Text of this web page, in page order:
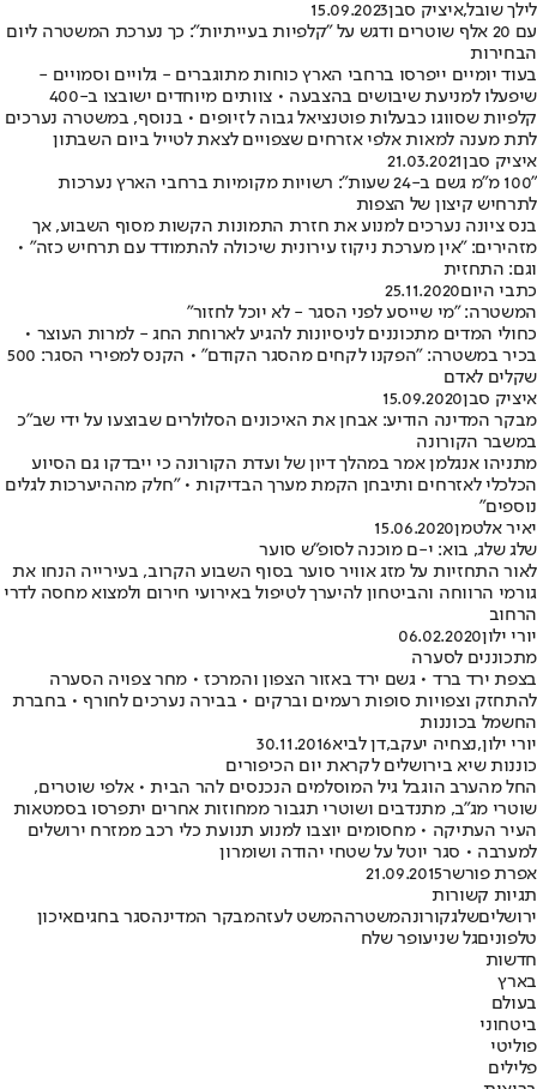
לילך שובל,איציק סבן15.09.2023
עם 20 אלף שוטרים ודגש על "קלפיות בעייתיות": כך נערכת המשטרה ליום
הבחירות
בעוד יומיים ייפרסו ברחבי הארץ כוחות מתוגברים - גלויים וסמויים -
שיפעלו למניעת שיבושים בהצבעה • צוותים מיוחדים ישובצו ב-400
קלפיות שסווגו כבעלות פוטנציאל גבוה לזיופים • בנוסף, במשטרה נערכים
לתת מענה למאות אלפי אזרחים שצפויים לצאת לטייל ביום השבתון
איציק סבן21.03.2021
"100 מ"מ גשם ב-24 שעות": רשויות מקומיות ברחבי הארץ נערכות
לתרחיש קיצון של הצפות
בנס ציונה נערכים למנוע את חזרת התמונות הקשות מסוף השבוע, אך
מזהירים: "אין מערכת ניקוז עירונית שיכולה להתמודד עם תרחיש כזה" •
וגם: התחזית
כתבי היום25.11.2020
המשטרה: "מי שייסע לפני הסגר - לא יוכל לחזור"
כחולי המדים מתכוננים לניסיונות להגיע לארוחת החג - למרות העוצר •
בכיר במשטרה: "הפקנו לקחים מהסגר הקודם" • הקנס למפירי הסגר: 500
שקלים לאדם
איציק סבן15.09.2020
מבקר המדינה הודיע: אבחן את האיכונים הסלולרים שבוצעו על ידי שב"כ
במשבר הקורונה
מתניהו אנגלמן אמר במהלך דיון של ועדת הקורונה כי ייבדקו גם הסיוע
הכלכלי לאזרחים ותיבחן הקמת מערך הבדיקות • "חלק מההיערכות לגלים
נוספים"
יאיר אלטמן15.06.2020
שלג שלג, בוא: י-ם מוכנה לסופ"ש סוער
לאור התחזיות על מזג אוויר סוער בסוף השבוע הקרוב, בעירייה הנחו את
גורמי הרווחה והביטחון להיערך לטיפול באירועי חירום ולמצוא מחסה לדרי
הרחוב
יורי ילון06.02.2020
מתכוננים לסערה
בצפת ירד ברד • גשם ירד באזור הצפון והמרכז • מחר צפויה הסערה
להתחזק וצפויות סופות רעמים וברקים • בבירה נערכים לחורף • בחברת
החשמל בכוננות
יורי ילון,נצחיה יעקב,דן לביא30.11.2016
כוננות שיא בירושלים לקראת יום הכיפורים
החל מהערב הוגבל גיל המוסלמים הנכנסים להר הבית • אלפי שוטרים,
שוטרי מג"ב, מתנדבים ושוטרי תגבור ממחוזות אחרים יתפרסו בסמטאות
העיר העתיקה • מחסומים יוצבו למנוע תנועת כלי רכב ממזרח ירושלים
למערבה • סגר יוטל על שטחי יהודה ושומרון
אפרת פורשר21.09.2015
תגיות קשורות
ירושליםשלגקורונהמשטרההמשט לעזהמבקר המדינהסגר בחגיםאיכון
טלפוניםגל שניעופר שלח
חדשות
בארץ
בעולם
ביטחוני
פוליטי
פלילים